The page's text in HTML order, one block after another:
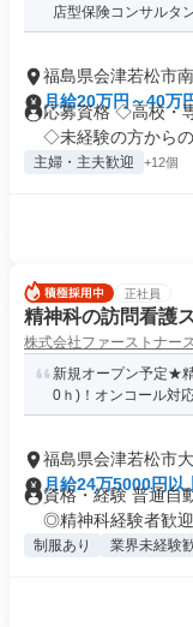
店型保険コンサルタ
福島県会津若松市
月給20万円～40万
応募資格 ◇高校・
◇未経験の方からの
主婦・主夫歓迎 +12個
正社員
精神科の訪問看護
株式会社ファーストナー
新規オープン予定★
0ｈ)！オンコール対
福島県会津若松市
月給24万5000円以
資格・経験 普通自
◎精神科経験者歓迎
制服あり 業界未経験